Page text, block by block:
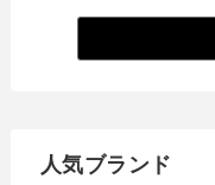
人気ブランド